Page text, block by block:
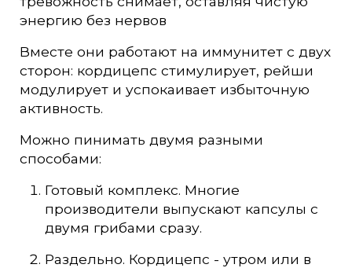
энергию без нервов
Вместе они работают на иммунитет с двух
сторон: кордицепс стимулирует, рейши
модулирует и успокаивает избыточную
активность.
Можно пинимать двумя разными
способами:
Готовый комплекс. Многие
производители выпускают капсулы с
двумя грибами сразу.
Раздельно. Кордицепс - утром или в